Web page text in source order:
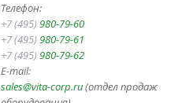
Телефон:
+7 (495) 980-79-60
+7 (495) 980-79-61
+7 (495) 980-79-62
E-mail:
sales@vita-corp.ru(отдел продаж